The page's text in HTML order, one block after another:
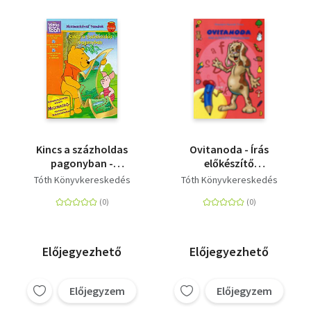
Kincs a százholdas
pagonyban -
Micimackóval tanulok
Tóth Könyvkereskedés
Előjegyezhető
Előjegyzem
Ovitanoda - Írás
előkészítő
óvodásoknak
Tóth Könyvkereskedés
Előjegyezhető
Előjegyzem